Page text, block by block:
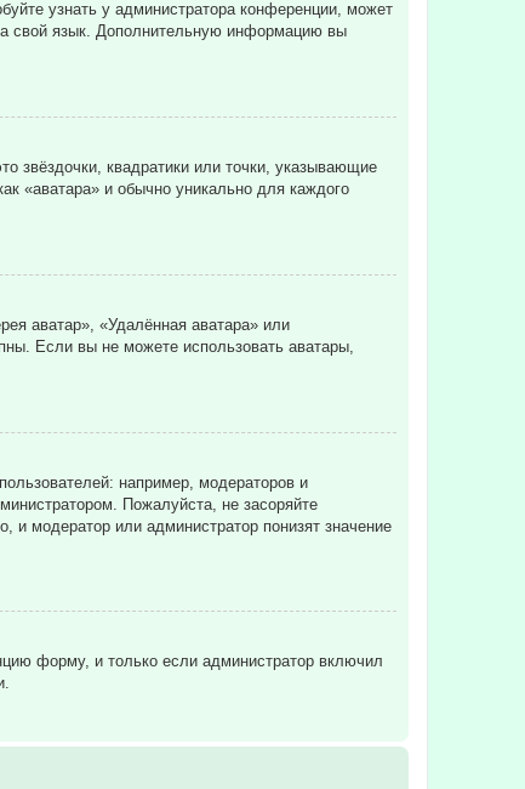
узнать у администратора конференции, может
свой язык. Дополнительную информацию вы
звёздочки, квадратики или точки, указывающие
«аватара» и обычно уникально для каждого
аватар», «Удалённая аватара» или
Если вы не можете использовать аватары,
например, модераторов и
Пожалуйста, не засоряйте
модератор или администратор понизят значение
форму, и только если администратор включил